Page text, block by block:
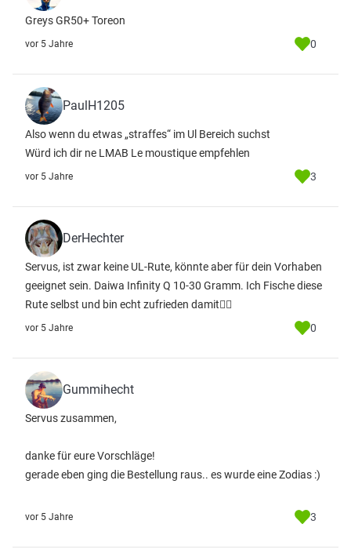
Greys GR50+ Toreon
vor 5 Jahre 0
PaulH1205
Also wenn du etwas „straffes“ im Ul Bereich suchst
Würd ich dir ne LMAB Le moustique empfehlen
vor 5 Jahre 3
DerHechter
Servus, ist zwar keine UL-Rute, könnte aber für dein Vorhaben
geeignet sein. Daiwa Infinity Q 10-30 Gramm. Ich Fische diese
Rute selbst und bin echt zufrieden damit👍🏼
vor 5 Jahre 0
Gummihecht
Servus zusammen,
danke für eure Vorschläge!
gerade eben ging die Bestellung raus.. es wurde eine Zodias :)
vor 5 Jahre 3